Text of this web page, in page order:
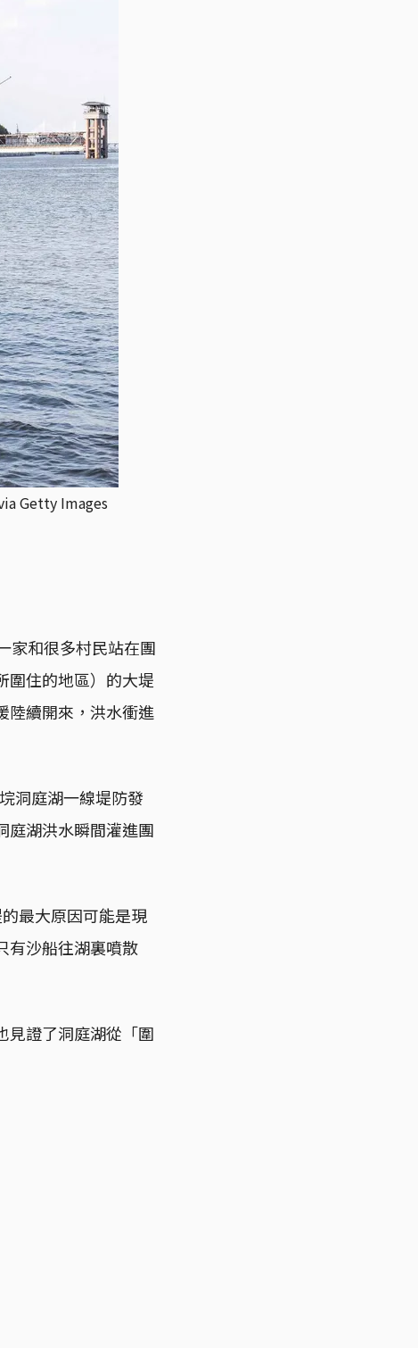
Getty Images
家和很多村民站在團
圍住的地區）的大堤
陸續開來，洪水衝進
洞庭湖一線堤防發
庭湖洪水瞬間灌進團
最大原因可能是現
有沙船往湖裏噴散
見證了洞庭湖從「圍